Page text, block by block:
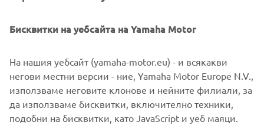
full oil and
Fuel tank
capacity
17 litres
Oil tank
3.0 litres
Бисквитки на уебсайта на Yamaha Motor
На нашия уебсайт (yamaha-motor.eu) - и всякакви
негови местни версии - ние, Yamaha Motor Europe N.V.,
използваме неговите клонове и нейните филиали, за
да използваме бисквитки, включително техники,
подобни на бисквитки, като JavaScript и уеб маяци.